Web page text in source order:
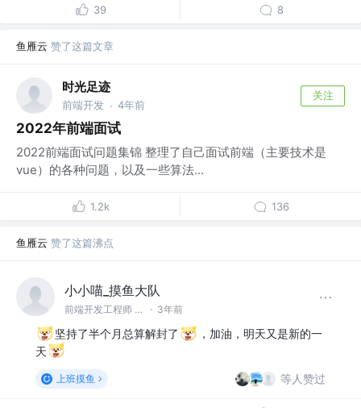
39 8
鱼雁云 赞了这篇文章
时光足迹
前端开发 · 4年前
关注
2022年前端面试
2022前端面试问题集锦 整理了自己面试前端（主要技术是
vue）的各种问题，以及一些算法...
1.2k 136
鱼雁云 赞了这篇沸点
小小喵_摸鱼大队
前端开发工程师 @成都 · 3年前
坚持了半个月总算解封了
，加油，明天又是新的一
天
上班摸鱼 等人赞过